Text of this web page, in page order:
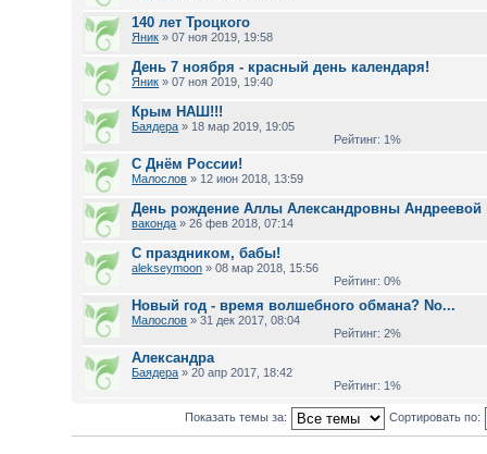
140 лет Троцкого
Яник » 07 ноя 2019, 19:58
День 7 ноября - красный день календаря!
Яник » 07 ноя 2019, 19:40
Крым НАШ!!!
Баядера » 18 мар 2019, 19:05
Рейтинг: 1%
С Днём России!
Малослов » 12 июн 2018, 13:59
День рождение Аллы Александровны Андреевой
ваконда » 26 фев 2018, 07:14
С праздником, бабы!
alekseymoon » 08 мар 2018, 15:56
Рейтинг: 0%
Новый год - время волшебного обмана? No...
Малослов » 31 дек 2017, 08:04
Рейтинг: 2%
Александра
Баядера » 20 апр 2017, 18:42
Рейтинг: 1%
Показать темы за: Сортировать по: